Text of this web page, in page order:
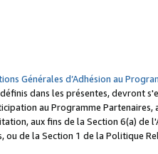
Générales d’Adhésion au
dans les présentes, devront
au Programme Partenaires,
aux fins de la Section 6(a) de
ou de la Section 1 de la Politique